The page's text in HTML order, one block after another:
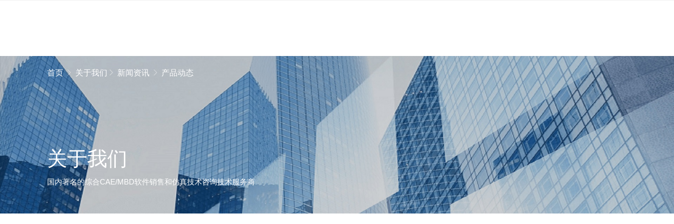
关于我们
国内著名的综合CAE/MBD软件销售和仿真技术咨询技术服务商
首页 关于我们 新闻资讯 产品动态